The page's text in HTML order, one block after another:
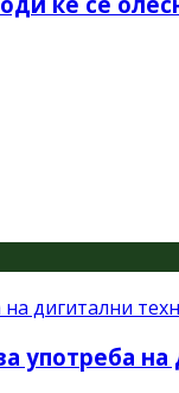
употреба